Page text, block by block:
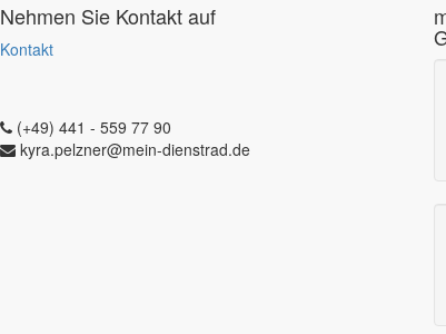
Nehmen Sie Kontakt auf
Kontakt
(+49) 441 - 559 77 90
kyra.pelzner@mein-dienstrad.de